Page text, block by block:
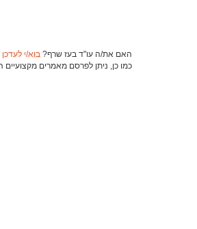
האם את/ה עו"ד בעז שרף? בוא/י
כמו כן, ניתן לפרסם מאמרים מקצועיים